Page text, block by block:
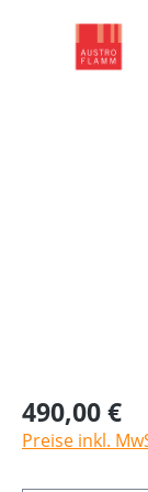
490,00 €
Preise inkl.